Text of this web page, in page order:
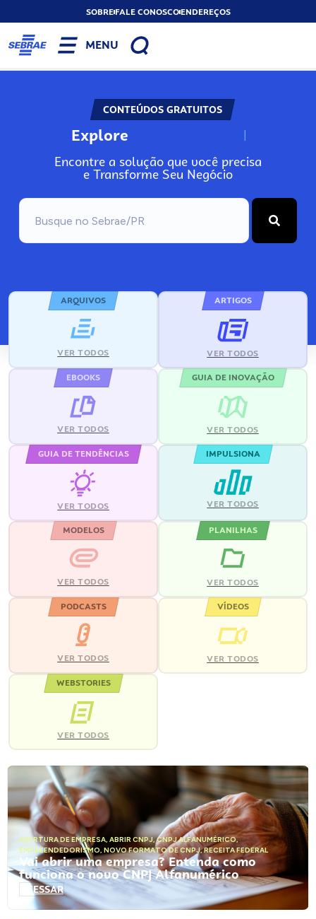
SOBREFALE CONOSCOENDEREÇOS
MENU
CONTEÚDOS GRATUITOS
Explore N
Encontre a solução que você precisa
e Transforme Seu Negócio
ARQUIVOS
VER TODOS
ARTIGOS
VER TODOS
EBOOKS
VER TODOS
GUIA DE INOVAÇÃO
VER TODOS
GUIA DE TENDÊNCIAS
VER TODOS
IMPULSIONA
VER TODOS
MODELOS
VER TODOS
PLANILHAS
VER TODOS
PODCASTS
VER TODOS
VÍDEOS
VER TODOS
WEBSTORIES
VER TODOS
ABERTURA DE EMPRESA, ABRIR CNPJ,CNPJ ALFANUMÉRICO,
EMPREENDEDORISMO, NOVO FORMATO DE CNPJ,RECEITA FEDERAL
Vai abrir uma empresa? Entenda como
funciona o novo CNPJ Alfanumérico
ACESSAR